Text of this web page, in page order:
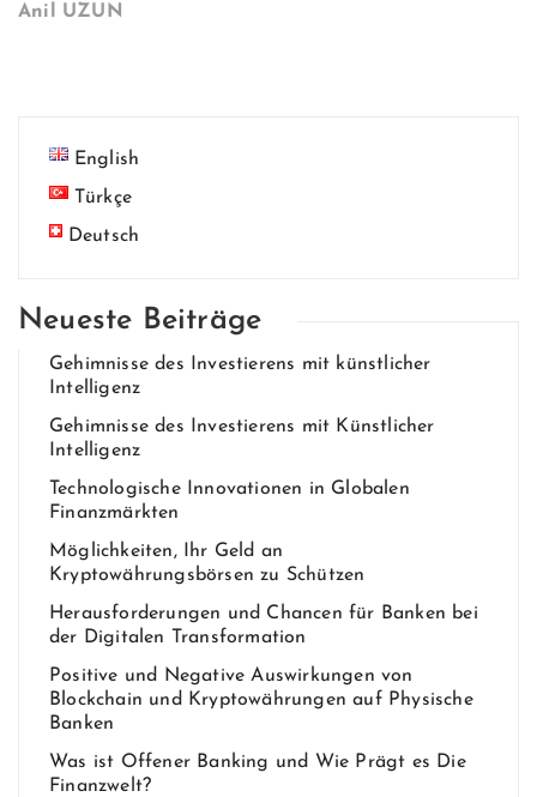
Anil UZUN
English
Türkçe
Deutsch
Neueste Beiträge
Gehim​nisse des Invest​ierens mit künstlich​er
Intelligenz
Gehim​nisse des Invest​ierens mit Künstlicher
Intelligenz
Technologische Innovationen in Globalen
Finanzmärkten
Möglichkeiten, Ihr Geld an
Kryptowährungsbörsen zu Schützen
Herausforderungen und Chancen für Banken bei
der Digitalen Transformation
Positive und Negative Auswirkungen von
Blockchain und Kryptowährungen auf Physische
Banken
Was ist Offener Banking und Wie Prägt es Die
Finanzwelt?